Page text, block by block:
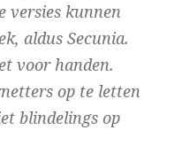
versies kunnen
aldus Secunia.
voor handen.
op te letten
blindelings op